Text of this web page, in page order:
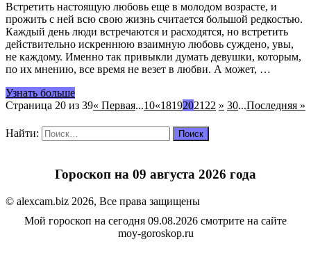
Встретить настоящую любовь еще в молодом возрасте, и
прожить с ней всю свою жизнь считается большой редкостью.
Каждый день люди встречаются и расходятся, но встретить
действительно искреннюю взаимную любовь суждено, увы,
не каждому. Именно так привыкли думать девушки, которым,
по их мнению, все время не везет в любви. А может, …
Узнать больше
Страница 20 из 39« Первая...10«18192021 22 » 30...Последняя »
Найти:
Гороскоп на 09 августа 2026 года
© alexcam.biz 2026, Все права защищены
Мой гороскоп на сегодня 09.08.2026 смотрите на сайте
moy-goroskop.ru